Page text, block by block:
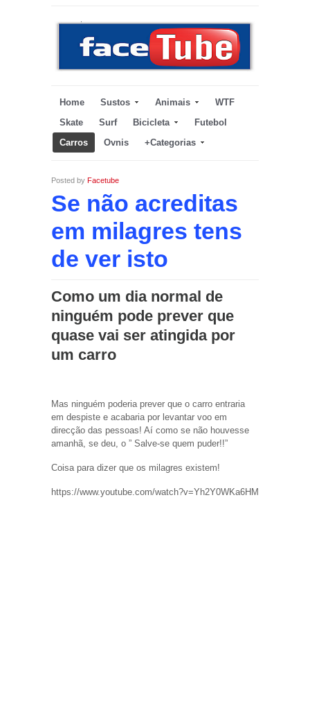
Home Sustos Animais
WTF
Skate
Surf Bicicleta
Futebol
Carros
Ovnis +Categorias
Posted by Facetube
Se não acreditas
em milagres tens
de ver isto
Como um dia normal de
ninguém pode prever que
quase vai ser atingida por
um carro
Mas ninguém poderia prever que o carro entraria
em despiste e acabaria por levantar voo em
direcção das pessoas! Aí como se não houvesse
amanhã, se deu, o ” Salve-se quem puder!!”
Coisa para dizer que os milagres existem!
https://www.youtube.com/watch?v=Yh2Y0WKa6HM